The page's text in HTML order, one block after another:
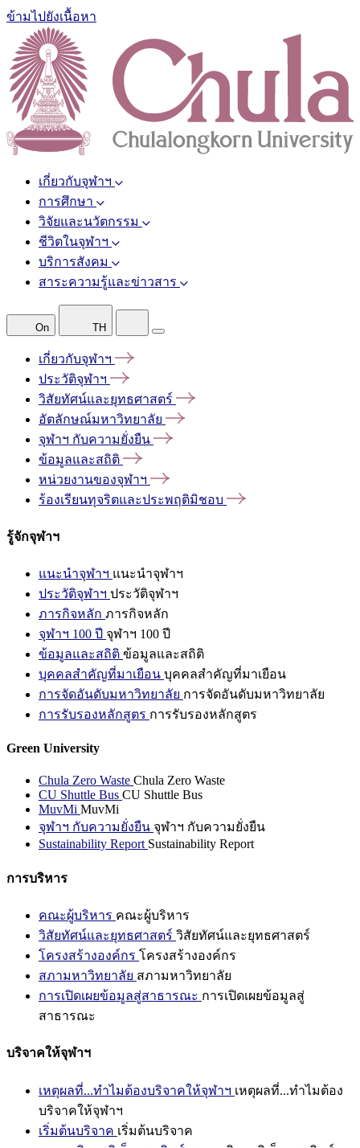
ข้ามไปยังเนื้อหา
เกี่ยวกับจุฬาฯ
การศึกษา
วิจัยและนวัตกรรม
ชีวิตในจุฬาฯ
บริการสังคม
สาระความรู้และข่าวสาร
On TH
เกี่ยวกับจุฬาฯ
ประวัติจุฬาฯ
วิสัยทัศน์และยุทธศาสตร์
อัตลักษณ์มหาวิทยาลัย
จุฬาฯ กับความยั่งยืน
ข้อมูลและสถิติ
หน่วยงานของจุฬาฯ
ร้องเรียนทุจริตและประพฤติมิชอบ
รู้จักจุฬาฯ
แนะนำจุฬาฯ แนะนำจุฬาฯ
ประวัติจุฬาฯ ประวัติจุฬาฯ
ภารกิจหลัก ภารกิจหลัก
จุฬาฯ 100 ปี จุฬาฯ 100 ปี
ข้อมูลและสถิติ ข้อมูลและสถิติ
บุคคลสำคัญที่มาเยือน บุคคลสำคัญที่มาเยือน
การจัดอันดับมหาวิทยาลัย การจัดอันดับมหาวิทยาลัย
การรับรองหลักสูตร การรับรองหลักสูตร
Green University
Chula Zero Waste Chula Zero Waste
CU Shuttle Bus CU Shuttle Bus
MuvMi MuvMi
จุฬาฯ กับความยั่งยืน จุฬาฯ กับความยั่งยืน
Sustainability Report Sustainability Report
การบริหาร
คณะผู้บริหาร คณะผู้บริหาร
วิสัยทัศน์และยุทธศาสตร์ วิสัยทัศน์และยุทธศาสตร์
โครงสร้างองค์กร โครงสร้างองค์กร
สภามหาวิทยาลัย สภามหาวิทยาลัย
การเปิดเผยข้อมูลสู่สาธารณะ การเปิดเผยข้อมูลสู่
สาธารณะ
บริจาคให้จุฬาฯ
เหตุผลที่...ทำไมต้องบริจาคให้จุฬาฯ เหตุผลที่...ทำไมต้อง
บริจาคให้จุฬาฯ
เริ่มต้นบริจาค เริ่มต้นบริจาค